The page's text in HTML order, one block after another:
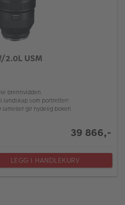
2.0L USM
brennvidden
landskap som portretter!
lameller gir nydelig bokeh
39 866,-
LEGG I HANDLEKURV